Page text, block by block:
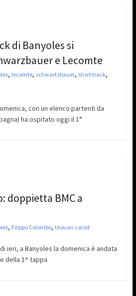
di Banyoles si
e Lecomte
, lecomte, schwartzbauer, short track,
con un elenco partenti da
ha ospitato oggi il 1°
doppietta BMC a
, Filippo Colombo, titouan carod
ieri, a Banyoles la domenica è andata
della 1^ tappa